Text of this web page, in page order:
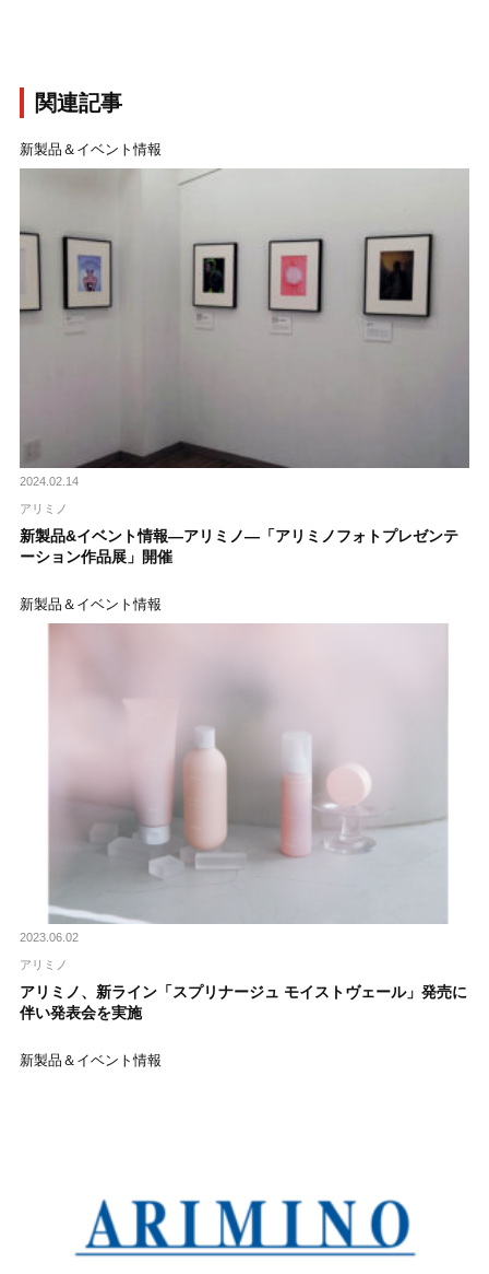
関連記事
新製品＆イベント情報
2024.02.14
アリミノ
新製品&イベント情報―アリミノ―「アリミノフォトプレゼンテ
ーション作品展」開催
新製品＆イベント情報
2023.06.02
アリミノ
アリミノ、新ライン「スプリナージュ モイストヴェール」発売に
伴い発表会を実施
新製品＆イベント情報